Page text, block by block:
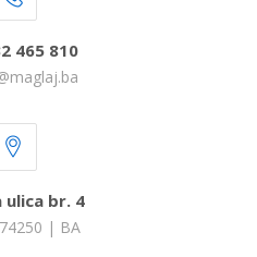
465 810
ulica br. 4
| BA